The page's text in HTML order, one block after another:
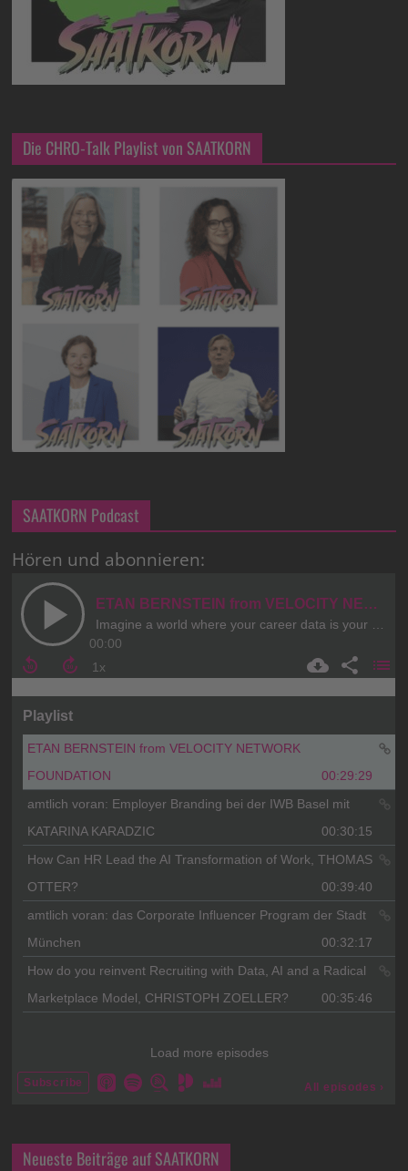
Die CHRO-Talk Playlist von SAATKORN
SAATKORN Podcast
Hören und abonnieren:
Neueste Beiträge auf SAATKORN